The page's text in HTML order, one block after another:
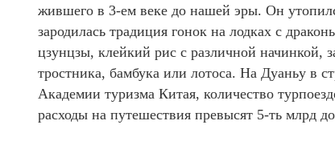
жившего в 3-ем веке до нашей эры. Он
зародилась традиция гонок на лодках с
цзунцзы, клейкий рис с различной начинкой,
тростника, бамбука или лотоса. На Дуаньу в
Академии туризма Китая, количество
расходы на путешествия превысят 5-ть млрд